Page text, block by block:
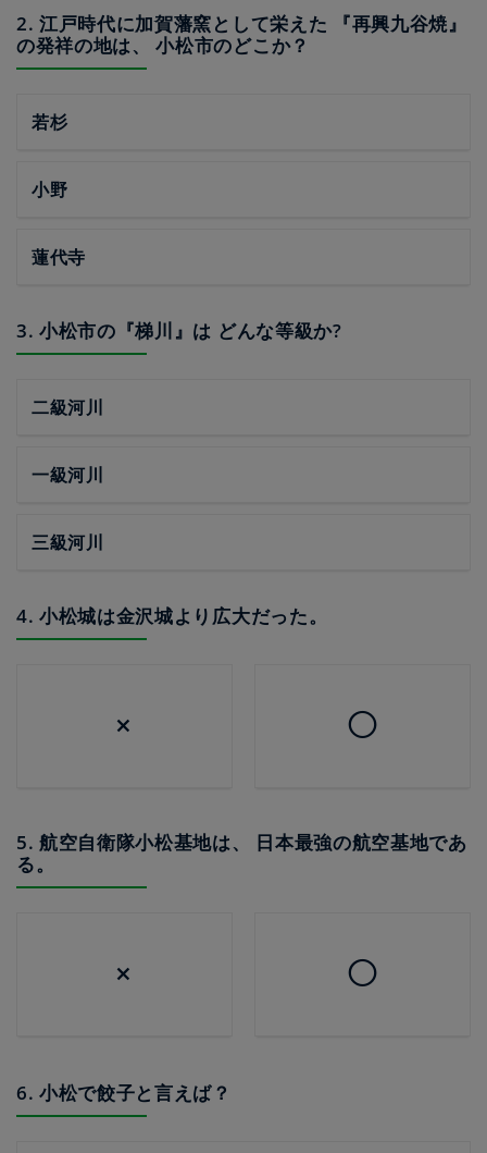
2. 江戸時代に加賀藩窯として栄えた 『再興九谷焼』
の発祥の地は、 小松市のどこか？
若杉
小野
蓮代寺
3. 小松市の『梯川』は どんな等級か?
二級河川
一級河川
三級河川
4. 小松城は金沢城より広大だった。
× ◯
5. 航空自衛隊小松基地は、 日本最強の航空基地であ
る。
× ◯
6. 小松で餃子と言えば？